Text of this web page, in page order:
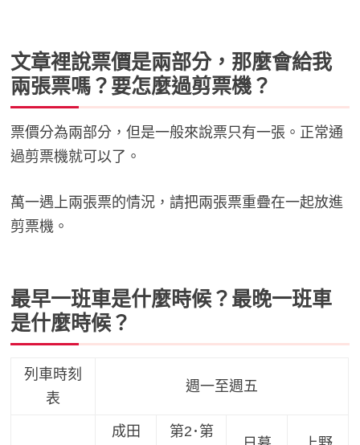
文章裡說票價是兩部分，那麼會給我
兩張票嗎？要怎麼過剪票機？
票價分為兩部分，但是一般來說票只有一張。正常通
過剪票機就可以了。
萬一遇上兩張票的情況，請把兩張票重疊在一起放進
剪票機。
最早一班車是什麼時候？最晚一班車
是什麼時候？
列車時刻
表
週一至週五
成田
第2･第